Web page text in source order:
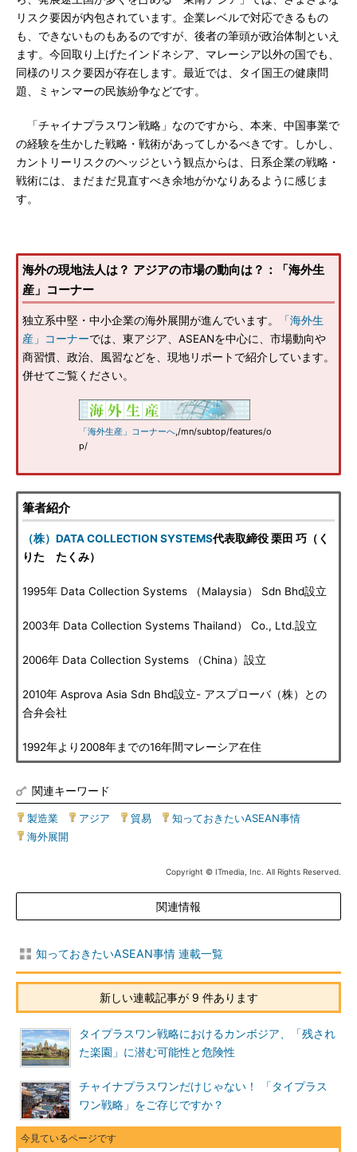
リスク要因が内包されています。企業レベルで対応できるもの
も、できないものもあるのですが、後者の筆頭が政治体制といえ
ます。今回取り上げたインドネシア、マレーシア以外の国でも、
同様のリスク要因が存在します。最近では、タイ国王の健康問
題、ミャンマーの民族紛争などです。
「チャイナプラスワン戦略」なのですから、本来、中国事業で
の経験を生かした戦略・戦術があってしかるべきです。しかし、
カントリーリスクのヘッジという観点からは、日系企業の戦略・
戦術には、まだまだ見直すべき余地がかなりあるように感じま
す。
海外の現地法人は？ アジアの市場の動向は？：「海外生
産」コーナー
独立系中堅・中小企業の海外展開が進んでいます。
「海外生
産」コーナーでは、東アジア、ASEANを中心に、市場動向や
商習慣、政治、風習などを、現地リポートで紹介しています。
併せてご覧ください。
「海外生産」コーナーへ,/mn/subtop/features/o
p/
筆者紹介
（株）DATA COLLECTION SYSTEMS代表取締役 栗田 巧（く
りた たくみ）
1995年 Data Collection Systems （Malaysia） Sdn Bhd設立
2003年 Data Collection Systems Thailand） Co., Ltd.設立
2006年 Data Collection Systems （China）設立
2010年 Asprova Asia Sdn Bhd設立- アスプローバ（株）との
合弁会社
1992年より2008年までの16年間マレーシア在住
関連キーワード
製造業 アジア 貿易 知っておきたいASEAN事情
海外展開
Copyright © ITmedia, Inc. All Rights Reserved.
関連情報
知っておきたいASEAN事情 連載一覧
新しい連載記事が 9 件あります
タイプラスワン戦略におけるカンボジア、「残され
た楽園」に潜む可能性と危険性
チャイナプラスワンだけじゃない！ 「タイプラス
ワン戦略」をご存じですか？